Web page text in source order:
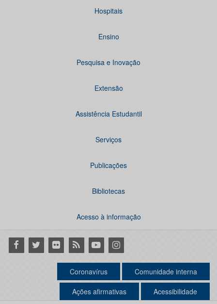
Hospitais
Ensino
Pesquisa e Inovação
Extensão
Assistência Estudantil
Serviços
Publicações
Bibliotecas
Acesso à informação
Facebook
Twitter Flickr RSS YoutubeInstagram
Coronavírus Comunidade interna
Ações afirmativas Acessibilidade